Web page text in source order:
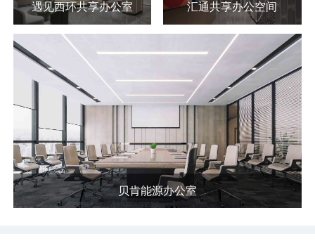
遇见西环共享办公室 汇通共享办公空间
贝肯能源办公室